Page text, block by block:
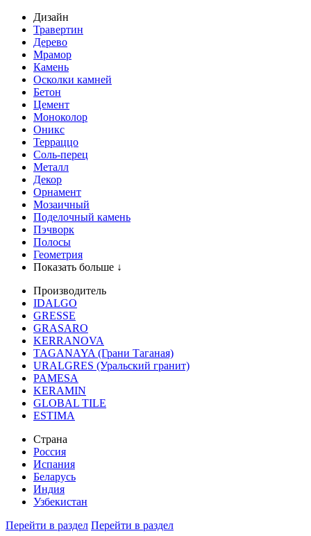
Дизайн
Травертин
Дерево
Мрамор
Камень
Осколки камней
Бетон
Цемент
Моноколор
Оникс
Терраццо
Соль-перец
Металл
Декор
Орнамент
Мозаичный
Поделочный камень
Пэчворк
Полосы
Геометрия
Показать больше ↓
Производитель
IDALGO
GRESSE
GRASARO
KERRANOVA
TAGANAYA (Грани Таганая)
URALGRES (Уральский гранит)
PAMESA
KERAMIN
GLOBAL TILE
ESTIMA
Страна
Россия
Испания
Беларусь
Индия
Узбекистан
Перейти в раздел Перейти в раздел